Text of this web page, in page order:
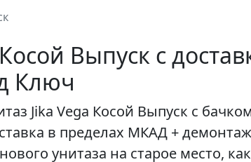
Выпуск с
Ключ
Jika Vega Косой Выпуск с
в пределах МКАД + демонтаж
унитаза на старое место, как